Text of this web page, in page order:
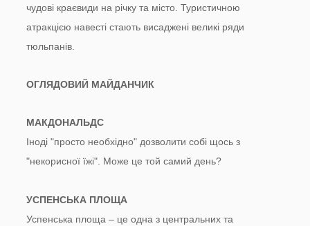
чудові краєвиди на річку та місто. Туристичною
атракцією навесті стають висаджені великі ряди
тюльпанів.
ОГЛЯДОВИЙ МАЙДАНЧИК
МАКДОНАЛЬДС
Іноді "просто необхідно" дозволити собі щось з
"некорисної їжі". Може це той самий день?
УСПЕНСЬКА ПЛОЩА
Успенська площа – це одна з центральних та